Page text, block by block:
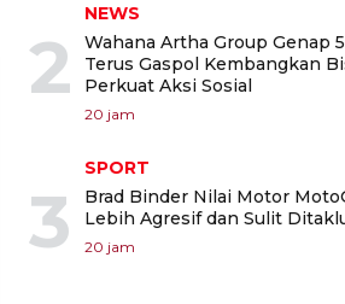
2
NEWS
Wahana Artha Group Genap
Terus Gaspol Kembangkan
Perkuat Aksi Sosial
20 jam
3
SPORT
Brad Binder Nilai Motor
Lebih Agresif dan Sulit
20 jam